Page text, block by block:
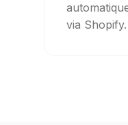
via Shopify.